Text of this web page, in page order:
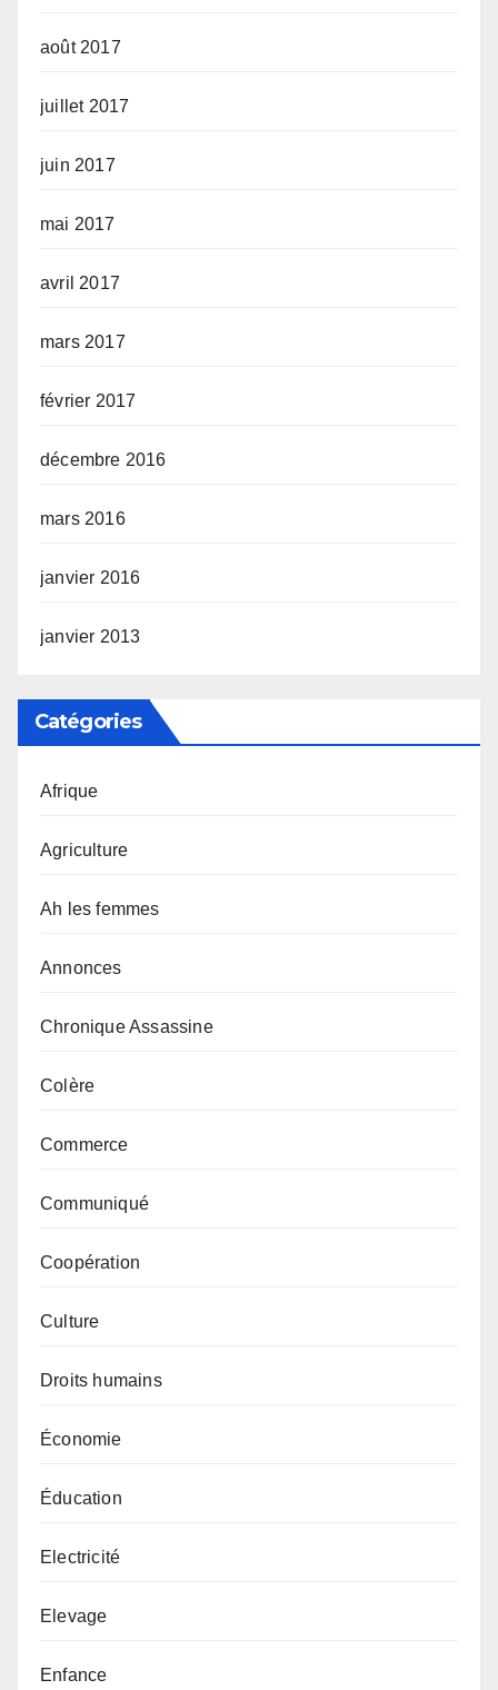
août 2017
juillet 2017
juin 2017
mai 2017
avril 2017
mars 2017
février 2017
décembre 2016
mars 2016
janvier 2016
janvier 2013
Catégories
Afrique
Agriculture
Ah les femmes
Annonces
Chronique Assassine
Colère
Commerce
Communiqué
Coopération
Culture
Droits humains
Économie
Éducation
Electricité
Elevage
Enfance